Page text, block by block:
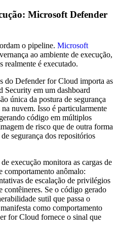
Microsoft Defender
o pipeline. Microsoft
ao ambiente de execução,
realmente é executado.
do Defender for Cloud importa as
Security em um dashboard
única da postura de segurança
nuvem. Isso é particularmente
código em múltiplos
de risco que de outra forma
segurança dos repositórios
execução monitora as cargas de
comportamento anômalo:
de escalação de privilégios
contêineres. Se o código gerado
sutil que passa o
como comportamento
for Cloud fornece o sinal que